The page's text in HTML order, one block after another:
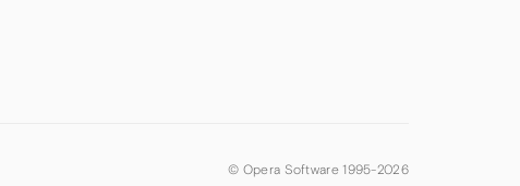
© Opera Software 1995-2026